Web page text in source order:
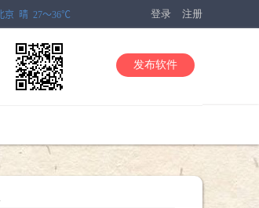
登录 注册
发布软件